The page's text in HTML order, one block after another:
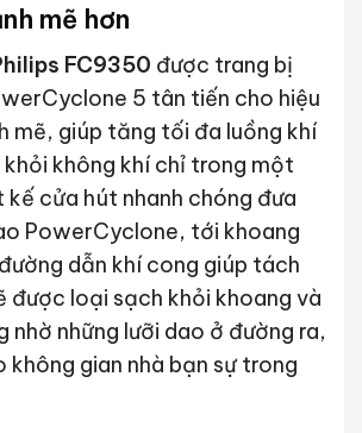
mẽ hơn
FC9350 được trang bị
5 tân tiến cho hiệu
mẽ, giúp tăng tối đa luồng khí
không khí chỉ trong một
cửa hút nhanh chóng đưa
PowerCyclone, tới khoang
dẫn khí cong giúp tách
được loại sạch khỏi khoang và
nhờ những lưỡi dao ở đường ra,
không gian nhà bạn sự trong